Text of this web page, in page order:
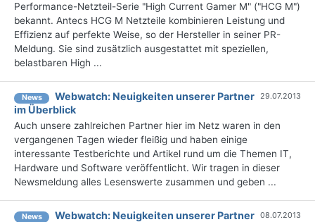
Performance-Netzteil-Serie "High Current Gamer M" ("HCG M")
bekannt. Antecs HCG M Netzteile kombinieren Leistung und
Effizienz auf perfekte Weise, so der Hersteller in seiner PR-
Meldung. Sie sind zusätzlich ausgestattet mit speziellen,
belastbaren High ...
News
Webwatch: Neuigkeiten unserer Partner
im Überblick
29.07.2013
Auch unsere zahlreichen Partner hier im Netz waren in den
vergangenen Tagen wieder fleißig und haben einige
interessante Testberichte und Artikel rund um die Themen IT,
Hardware und Software veröffentlicht. Wir tragen in dieser
Newsmeldung alles Lesenswerte zusammen und geben ...
News
Webwatch: Neuigkeiten unserer Partner 08.07.2013